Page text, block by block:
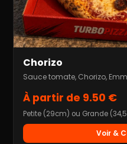
Chorizo
Sauce tomate, Chorizo,
À partir de 9.50 €
Petite (29cm) ou Grande
Voir &